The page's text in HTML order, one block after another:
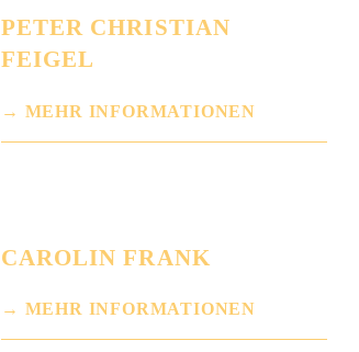
PETER CHRISTIAN
FEIGEL
MEHR INFORMATIONEN
CAROLIN FRANK
MEHR INFORMATIONEN